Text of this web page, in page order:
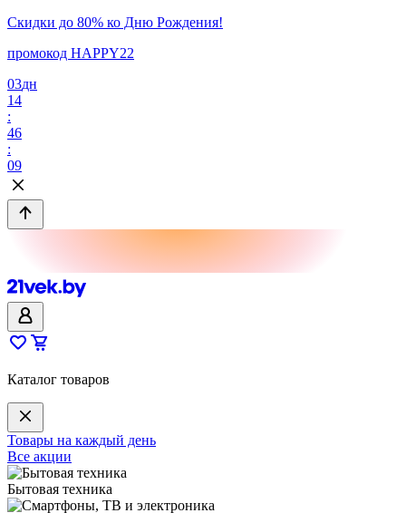
Скидки до 80% ко Дню Рождения!
промокод HAPPY22
03дн
14
:
46
:
09
Каталог товаров
Товары на каждый день
Все акции
Бытовая техника